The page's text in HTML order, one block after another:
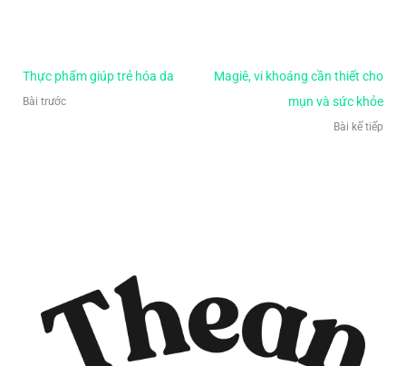
Thực phẩm giúp trẻ hóa da
Bài trước
Magiê, vi khoáng cần thiết cho
mụn và sức khỏe
Bài kế tiếp